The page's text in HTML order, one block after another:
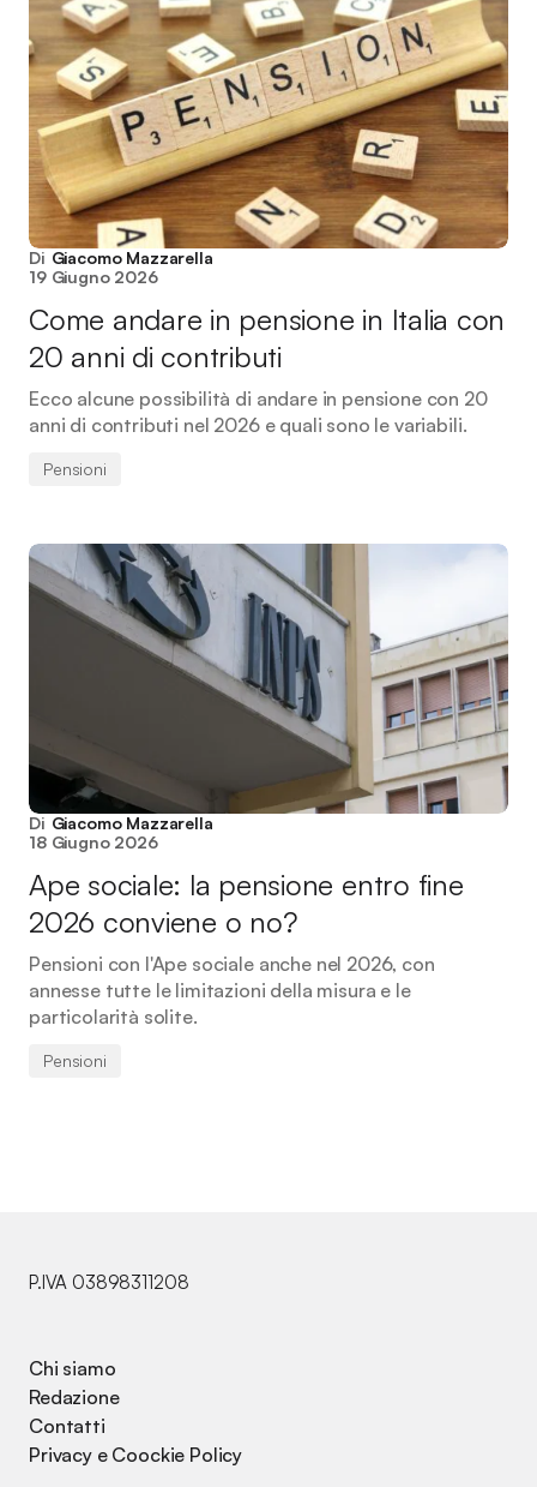
Di Giacomo Mazzarella
19 Giugno 2026
Come andare in pensione in Italia con
20 anni di contributi
Ecco alcune possibilità di andare in pensione con 20
anni di contributi nel 2026 e quali sono le variabili.
Pensioni
Di Giacomo Mazzarella
18 Giugno 2026
Ape sociale: la pensione entro fine
2026 conviene o no?
Pensioni con l'Ape sociale anche nel 2026, con
annesse tutte le limitazioni della misura e le
particolarità solite.
Pensioni
P.IVA 03898311208
Chi siamo
Redazione
Contatti
Privacy e Coockie Policy